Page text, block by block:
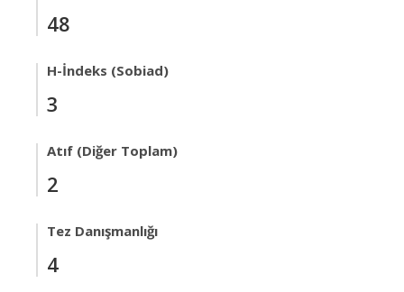
48
H-İndeks (Sobiad)
3
Atıf (Diğer Toplam)
2
Tez Danışmanlığı
4